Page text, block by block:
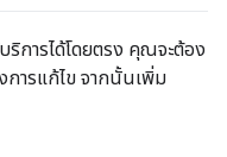
การได้โดยตรง คุณจะต้อง
ารแก้ไข จากนั้นเพิ่ม